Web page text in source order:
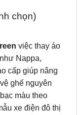
việc thay áo
cấp giúp nâng
ghế nguyên
màu theo
xe điện đô thị
bản dễ
cấp. Liên hệ